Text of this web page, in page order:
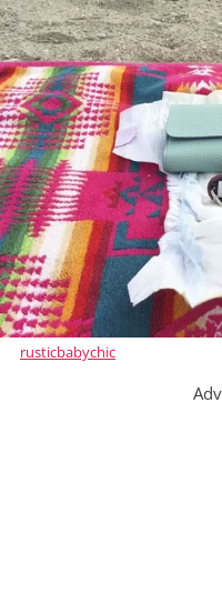
rusticbabychic